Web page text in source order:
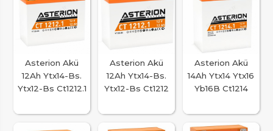
Asterion Akü
12Ah Ytx14-Bs.
Ytx12-Bs Ct1212.1
Asterion Akü
12Ah Ytx14-Bs.
Ytx12-Bs Ct1212
Asterion Akü
14Ah Ytx14 Ytx16
Yb16B Ct1214